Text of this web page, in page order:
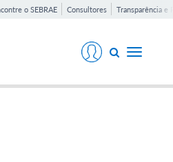
o SEBRAE Consultores Transparência e
Toggle